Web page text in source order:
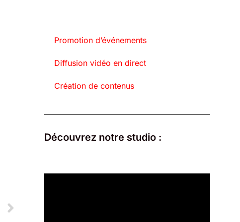
Promotion d’événements
Diffusion vidéo en direct
Création de contenus
Découvrez notre studio :